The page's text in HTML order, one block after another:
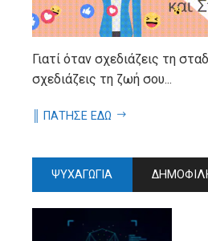
Γιατί όταν σχεδιάζεις τη
σχεδιάζεις τη ζωή σου...
║ ΠΑΤΗΣΕ ΕΔΩ
ΨΥΧΑΓΩΓΙΑ